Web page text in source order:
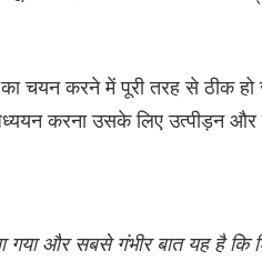
का चयन करने में पूरी तरह से ठीक
करना उसके लिए उत्पीड़न और
और सबसे गंभीर बात यह है कि